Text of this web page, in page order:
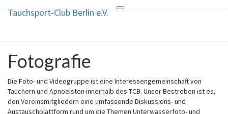
Toggle
Tauchsport-Club Berlin e.V.
Tauchsport-Club Berlin e.V.
Fotografie
Fotografie
Die Foto- und Videogruppe ist eine Interessengemeinschaft von
Tauchern und Apnoeisten innerhalb des TCB. Unser Bestreben ist es,
den Vereinsmitgliedern eine umfassende Diskussions- und
Austauschplattform rund um die Themen Unterwasserfoto- und